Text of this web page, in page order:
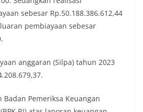
sebesar Rp.50.188.386.612,44
pembiayaan sebesar
anggaran (Silpa) tahun 2023
Pemeriksa Keuangan